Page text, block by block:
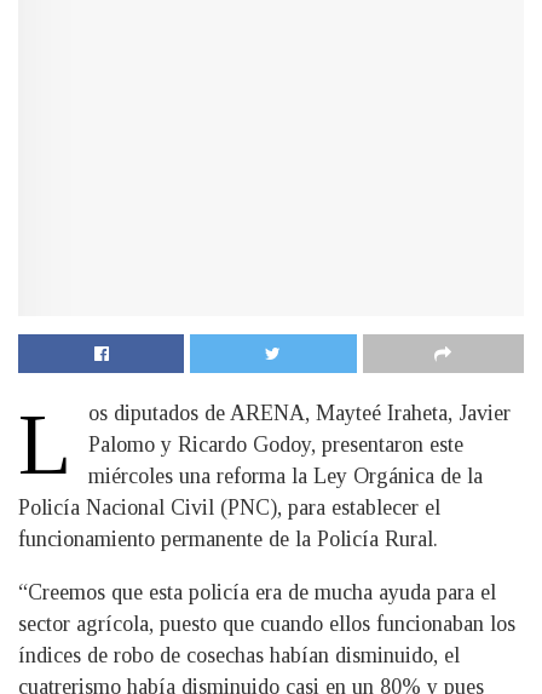
L
os diputados de ARENA, Mayteé Iraheta, Javier
Palomo y Ricardo Godoy, presentaron este
miércoles una reforma la Ley Orgánica de la
Policía Nacional Civil (PNC), para establecer el
funcionamiento permanente de la Policía Rural.
“Creemos que esta policía era de mucha ayuda para el
sector agrícola, puesto que cuando ellos funcionaban los
índices de robo de cosechas habían disminuido, el
cuatrerismo había disminuido casi en un 80% y pues